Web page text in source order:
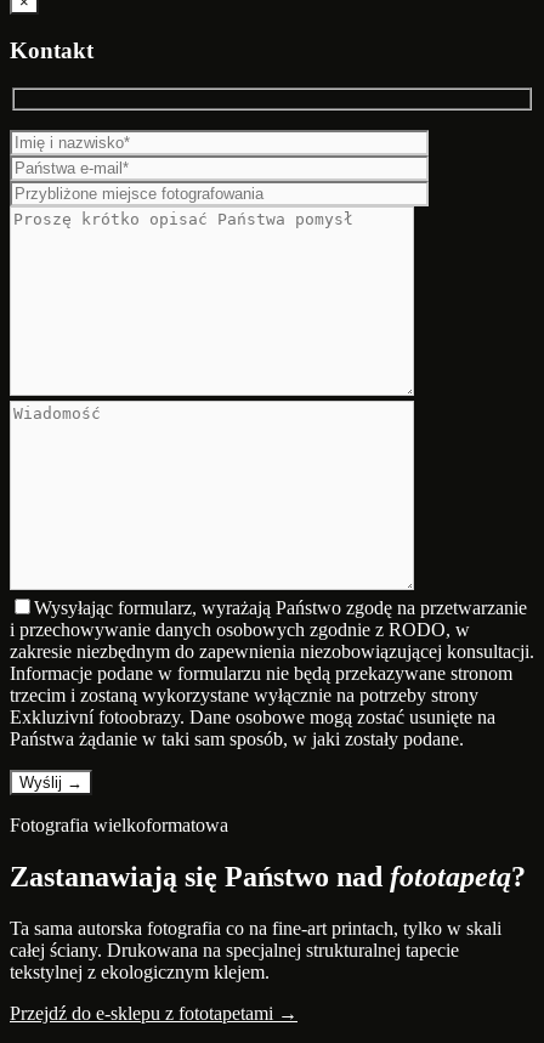
Kontakt
Wysyłając formularz, wyrażają Państwo zgodę na przetwarzanie
i przechowywanie danych osobowych zgodnie z RODO, w
zakresie niezbędnym do zapewnienia niezobowiązującej konsultacji.
Informacje podane w formularzu nie będą przekazywane stronom
trzecim i zostaną wykorzystane wyłącznie na potrzeby strony
Exkluzivní fotoobrazy. Dane osobowe mogą zostać usunięte na
Państwa żądanie w taki sam sposób, w jaki zostały podane.
Fotografia wielkoformatowa
Zastanawiają się Państwo nad fototapetą?
Ta sama autorska fotografia co na fine-art printach, tylko w skali
całej ściany. Drukowana na specjalnej strukturalnej tapecie
tekstylnej z ekologicznym klejem.
Przejdź do e-sklepu z fototapetami →